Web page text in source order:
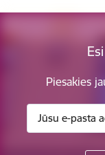
Piesakies